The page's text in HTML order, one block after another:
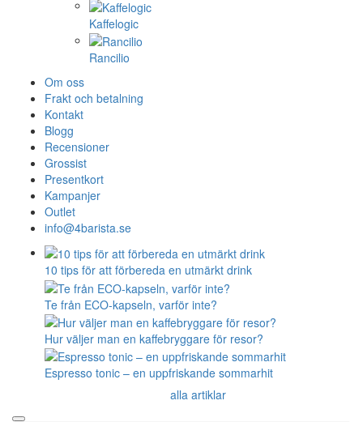
Kaffelogic
Rancilio
Om oss
Frakt och betalning
Kontakt
Blogg
Recensioner
Grossist
Presentkort
Kampanjer
Outlet
info@4barista.se
10 tips för att förbereda en utmärkt drink
Te från ECO-kapseln, varför inte?
Hur väljer man en kaffebryggare för resor?
Espresso tonic – en uppfriskande sommarhit
alla artiklar